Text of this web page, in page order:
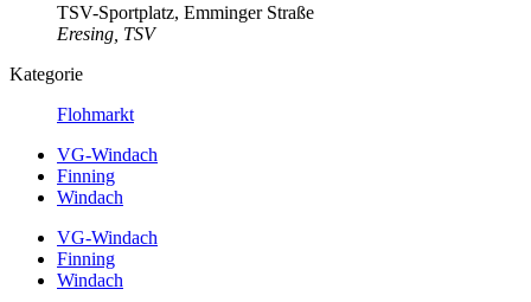
TSV-Sportplatz, Emminger Straße
Eresing, TSV
Kategorie
Flohmarkt
VG-Windach
Finning
Windach
VG-Windach
Finning
Windach